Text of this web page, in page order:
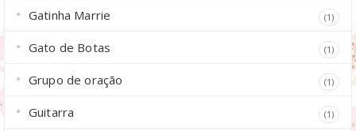
Gatinha Marrie (1)
Gato de Botas (1)
Grupo de oração (1)
Guitarra (1)